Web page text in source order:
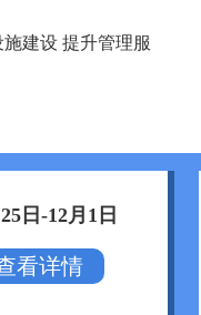
建设 提升管理服
日-12月1日
看详情